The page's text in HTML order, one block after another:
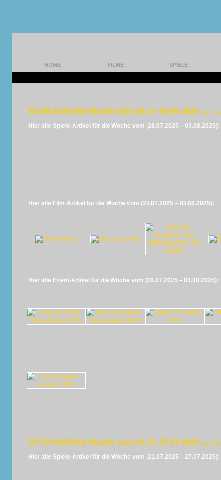
HOME FILME SPIELE
[03.08.2025] Die Woche vom 28.07.-03.08.2025 von
Hier alle Spiele-Artikel für die Woche vom (28.07.2025 – 03.08.2025):
Hier alle Film-Artikel für die Woche vom (28.07.2025 – 03.08.2025):
Hier alle Event-Artikel für die Woche vom (28.07.2025 – 03.08.2025):
[27.07.2025] Die Woche vom 21.07.-27.07.2025 von
Hier alle Spiele-Artikel für die Woche vom (21.07.2025 – 27.07.2025):